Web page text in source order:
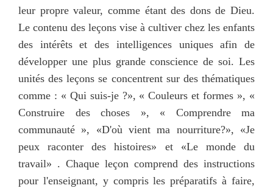
leur propre valeur, comme étant des dons de Dieu.
Le contenu des leçons vise à cultiver chez les enfants
des intérêts et des intelligences uniques afin de
développer une plus grande conscience de soi. Les
unités des leçons se concentrent sur des thématiques
comme : « Qui suis-je ?», « Couleurs et formes », «
Construire des choses », « Comprendre ma
communauté », «D'où vient ma nourriture?», «Je
peux raconter des histoires» et «Le monde du
travail» . Chaque leçon comprend des instructions
pour l'enseignant, y compris les préparatifs à faire,